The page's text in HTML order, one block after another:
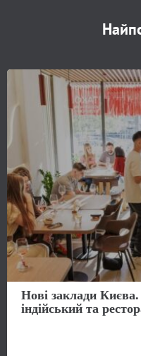
Нові заклади
індійський та